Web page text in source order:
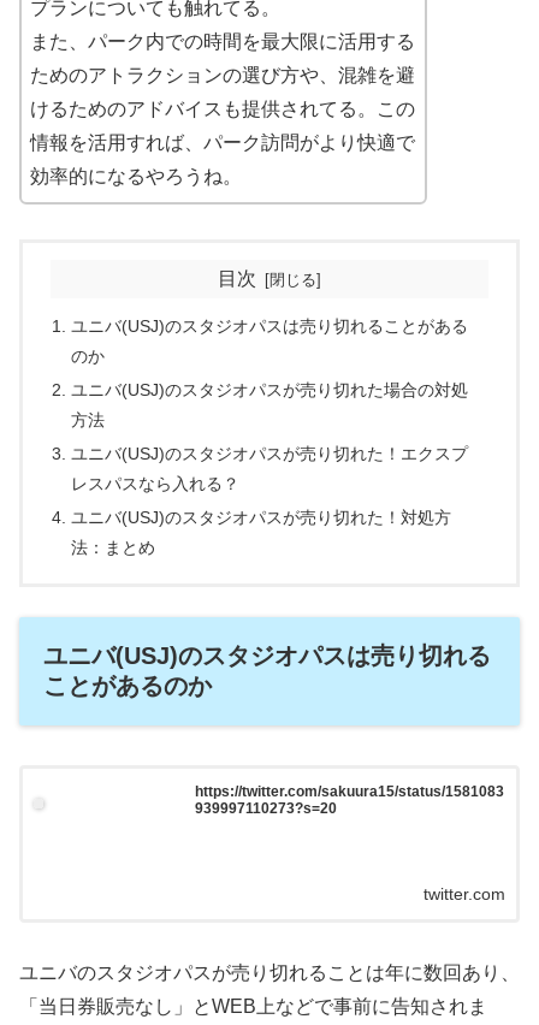
プランについても触れてる。
また、パーク内での時間を最大限に活用する
ためのアトラクションの選び方や、混雑を避
けるためのアドバイスも提供されてる。この
情報を活用すれば、パーク訪問がより快適で
効率的になるやろうね。
目次
ユニバ(USJ)のスタジオパスは売り切れることがある
のか
ユニバ(USJ)のスタジオパスが売り切れた場合の対処
方法
ユニバ(USJ)のスタジオパスが売り切れた！エクスプ
レスパスなら入れる？
ユニバ(USJ)のスタジオパスが売り切れた！対処方
法：まとめ
ユニバ(USJ)のスタジオパスは売り切れる
ことがあるのか
https://twitter.com/sakuura15/status/1581083
939997110273?s=20
twitter.com
ユニバのスタジオパスが売り切れることは年に数回あり、
「当日券販売なし」とWEB上などで事前に告知されま